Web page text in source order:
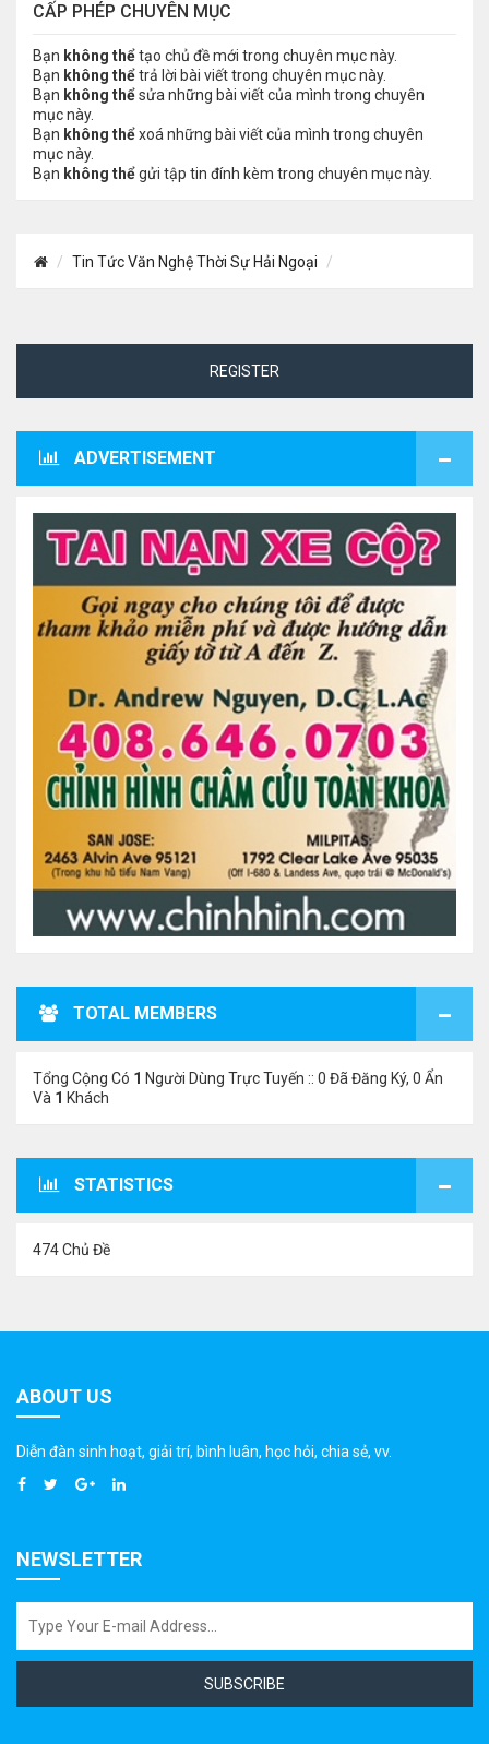
CẤP PHÉP CHUYÊN MỤC
Bạn không thểtạo chủ đề mới trong chuyên mục này.
Bạn không thểtrả lời bài viết trong chuyên mục này.
Bạn không thểsửa những bài viết của mình trong chuyên
mục này.
Bạn không thểxoá những bài viết của mình trong chuyên
mục này.
Bạn không thểgửi tập tin đính kèm trong chuyên mục này.
Tin Tức Văn Nghệ Thời Sự Hải Ngoại
REGISTER
ADVERTISEMENT
TOTAL MEMBERS
Tổng Cộng Có 1 Người Dùng Trực Tuyến :: 0 Đã Đăng Ký, 0 Ẩn
Và 1 Khách
STATISTICS
474 Chủ Đề
ABOUT US
Diễn đàn sinh hoạt, giải trí, bình luân, học hỏi, chia sẻ, vv.
NEWSLETTER
SUBSCRIBE